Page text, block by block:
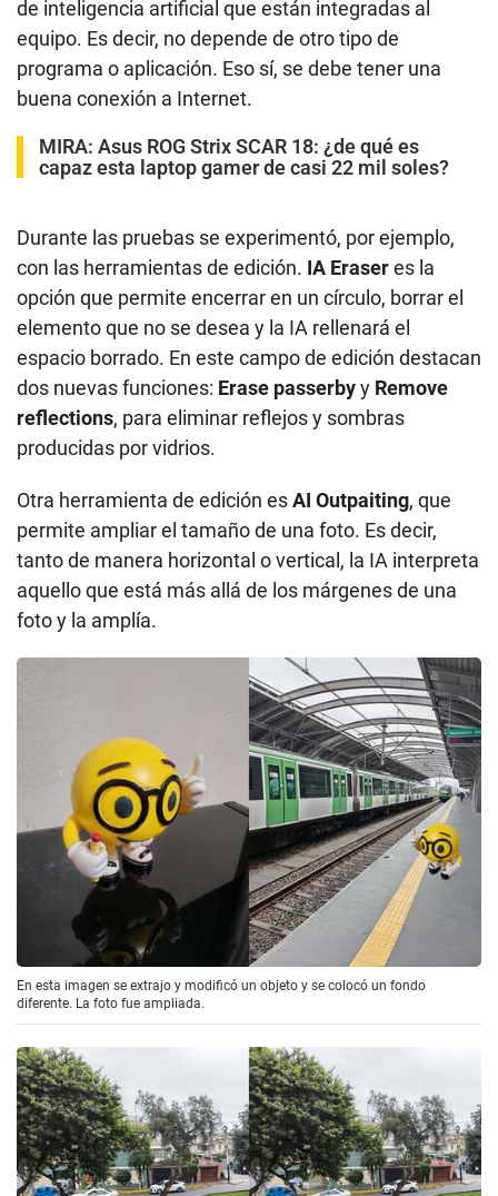
de inteligencia artificial que están integradas al
equipo. Es decir, no depende de otro tipo de
programa o aplicación. Eso sí, se debe tener una
buena conexión a Internet.
MIRA: Asus ROG Strix SCAR 18: ¿de qué es
capaz esta laptop gamer de casi 22 mil soles?
Durante las pruebas se experimentó, por ejemplo,
con las herramientas de edición. IA Eraseres la
opción que permite encerrar en un círculo, borrar el
elemento que no se desea y la IA rellenará el
espacio borrado. En este campo de edición destacan
dos nuevas funciones: Erase passerbyy Remove
reflections, para eliminar reflejos y sombras
producidas por vidrios.
Otra herramienta de edición esAI Outpaiting, que
permite ampliar el tamaño de una foto. Es decir,
tanto de manera horizontal o vertical, la IA interpreta
aquello que está más allá de los márgenes de una
foto y la amplía.
En esta imagen se extrajo y modificó un objeto y se colocó un fondo
diferente. La foto fue ampliada.